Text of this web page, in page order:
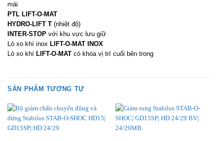
mái
PTL LIFT-O-MAT
HYDRO-LIFT T (nhiệt độ)
INTER-STOP với khu vực lưu giữ
Lò xo khí inox LIFT-O-MAT INOX
Lò xo khí LIFT-O-MAT có khóa vị trí cuối bên trong
SẢN PHẨM TƯƠNG TỰ